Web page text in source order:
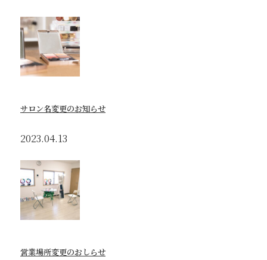
サロン名変更のお知らせ
2023.04.13
営業場所変更のおしらせ